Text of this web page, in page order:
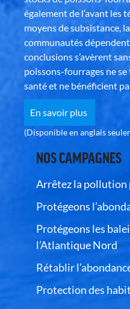
également de l’avant les
moyens de subsistance,
communautés
conclusions s’avèrent
poissons-fourrages ne
santé et ne bénéficient
En savoir plus
(Disponible en anglais
NOS CAMPAGNES
Arrêtez la pollution
Protégeons
Protégeons les
l’Atlantique Nord
Rétablir
Protection des